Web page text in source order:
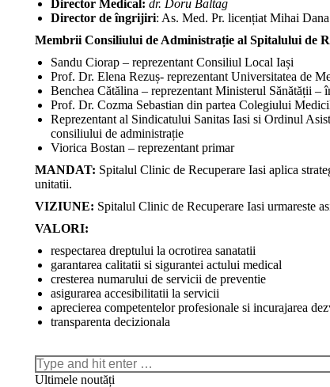
Director Medical: dr. Doru Baltag
Director de îngrijiri: As. Med. Pr. licențiat Mihai Dana
Membrii Consiliului de Administrație al Spitalului de
Sandu Ciorap – reprezentant Consiliul Local Iași
Prof. Dr. Elena Rezuș- reprezentant Universitatea de
Benchea Cătălina – reprezentant Ministerul Sănătății
Prof. Dr. Cozma Sebastian din partea Colegiului
Reprezentant al Sindicatului Sanitas Iasi si Ordinul
consiliului de administrație
Viorica Bostan – reprezentant primar
MANDAT: Spitalul Clinic de Recuperare Iasi aplica
unitatii.
VIZIUNE: Spitalul Clinic de Recuperare Iasi urmareste
VALORI:
respectarea dreptului la ocrotirea sanatatii
garantarea calitatii si sigurantei actului medical
cresterea numarului de servicii de preventie
asigurarea accesibilitatii la servicii
aprecierea competentelor profesionale si incurajarea
transparenta decizionala
Search:
Ultimele noutăți